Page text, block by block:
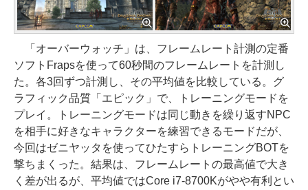
「オーバーウォッチ」は、フレームレート計測の定番
ソフトFrapsを使って60秒間のフレームレートを計測し
た。各3回ずつ計測し、その平均値を比較している。グ
ラフィック品質「エピック」で、トレーニングモードを
プレイ。トレーニングモードは同じ動きを繰り返すNPC
を相手に好きなキャラクターを練習できるモードだが、
今回はゼニヤッタを使ってひたすらトレーニングBOTを
撃ちまくった。結果は、フレームレートの最高値で大き
く差が出るが、平均値ではCore i7-8700Kがやや有利とい